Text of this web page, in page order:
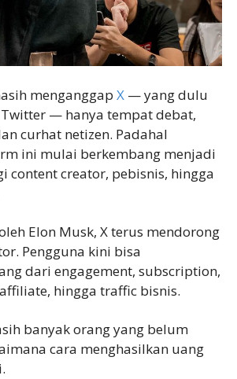
menganggap X— yang dulu
— hanya tempat debat,
curhat netizen. Padahal
ini mulai berkembang menjadi
content creator, pebisnis, hingga
Elon Musk, X terus mendorong
Pengguna kini bisa
dari engagement, subscription,
hingga traffic bisnis.
banyak orang yang belum
cara menghasilkan uang